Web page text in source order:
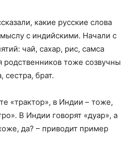
какие русские слова
с индийскими. Начали с
чай, сахар, рис, самса
тоже созвучны
сестра, брат.
«трактор», в Индии – тоже,
В Индии говорят «дуар», а
да? – приводит пример